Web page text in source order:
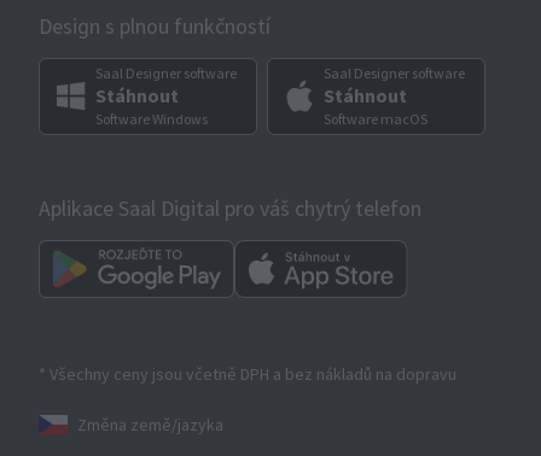
Design s plnou funkčností
Saal Designer software
Stáhnout
Software Windows
Saal Designer software
Stáhnout
Software macOS
Aplikace Saal Digital pro váš chytrý telefon
* Všechny ceny jsou včetně DPH a bez nákladů na dopravu
Změna země/jazyka